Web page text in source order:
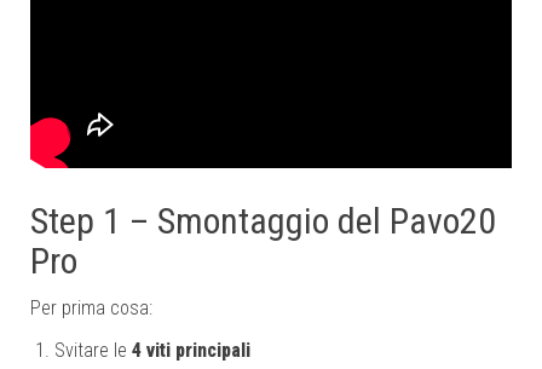
Step 1 – Smontaggio del Pavo20
Pro
Per prima cosa:
Svitare le 4 viti principali